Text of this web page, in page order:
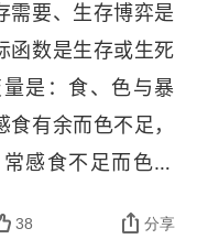
服
需要、生存博弈是
函数是生存或生死
是：食、色与暴
有余而色不足，
感食不足而色有
。暴力是保证食色
38 分享